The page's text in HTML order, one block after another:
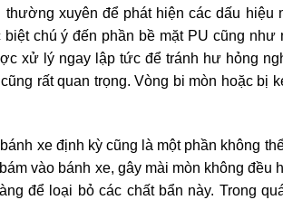
thường xuyên để phát hiện các dấu
biệt chú ý đến phần bề mặt PU cũng
xử lý ngay lập tức để tránh hư hỏng
rất quan trọng. Vòng bi mòn hoặc bị
xe định kỳ cũng là một phần không
vào bánh xe, gây mài mòn không
để loại bỏ các chất bẩn này. Trong